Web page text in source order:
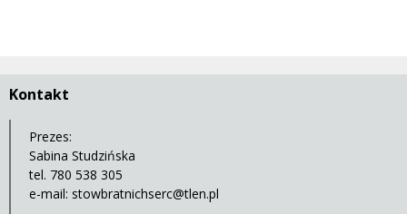
Kontakt
Prezes:
Sabina Studzińska
tel. 780 538 305
e-mail: stowbratnichserc@tlen.pl